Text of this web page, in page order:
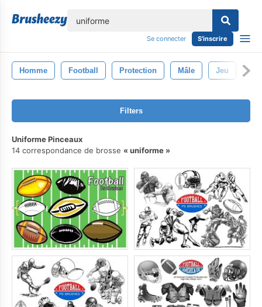
Se connecter S'inscrire
Homme Football Protection Mâle Jeu
Filters
Uniforme Pinceaux
14 correspondance de brosse
uniforme